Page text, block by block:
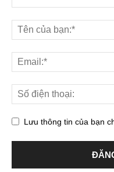
Lưu thông tin của bạn